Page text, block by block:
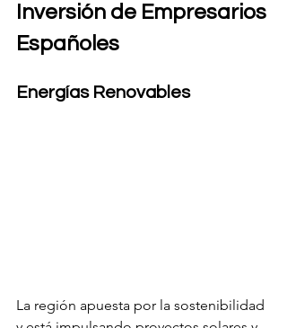
Inversión de Empresarios
Españoles
Energías Renovables
La región apuesta por la sostenibilidad